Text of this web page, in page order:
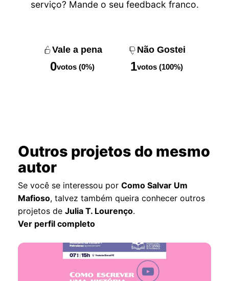
serviço? Mande o seu feedback franco.
Vale a pena
0votos (0%)
Não Gostei
1votos (100%)
Outros projetos do mesmo
autor
Se você se interessou porComo Salvar Um
Mafioso, talvez também queira conhecer outros
projetos deJulia T. Lourenço.
Ver perfil completo